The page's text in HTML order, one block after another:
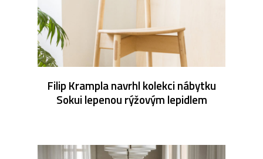
Filip Krampla navrhl kolekci nábytku
Sokui lepenou rýžovým lepidlem